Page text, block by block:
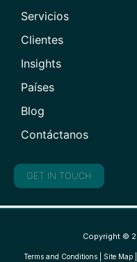
Servicios
Clientes
Insights
Países
Blog
Contáctanos
GET IN TOUCH
Copyright ©
Terms and Conditions| Site Map|